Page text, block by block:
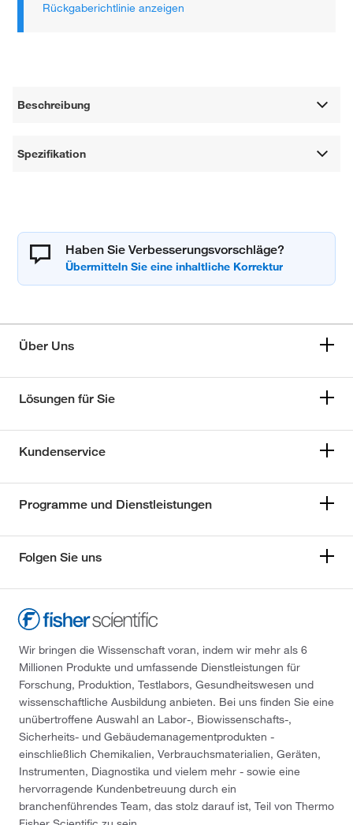
Rückgaberichtlinie anzeigen
Beschreibung
Spezifikation
Haben Sie Verbesserungsvorschläge?
Über Uns
Lösungen für Sie
Kundenservice
Programme und Dienstleistungen
Folgen Sie uns
Wir bringen die Wissenschaft voran, indem wir mehr als 6
Millionen Produkte und umfassende Dienstleistungen für
Forschung, Produktion, Testlabors, Gesundheitswesen und
wissenschaftliche Ausbildung anbieten. Bei uns finden Sie eine
unübertroffene Auswahl an Labor-, Biowissenschafts-,
Sicherheits- und Gebäudemanagementprodukten -
einschließlich Chemikalien, Verbrauchsmaterialien, Geräten,
Instrumenten, Diagnostika und vielem mehr - sowie eine
hervorragende Kundenbetreuung durch ein
branchenführendes Team, das stolz darauf ist, Teil von Thermo